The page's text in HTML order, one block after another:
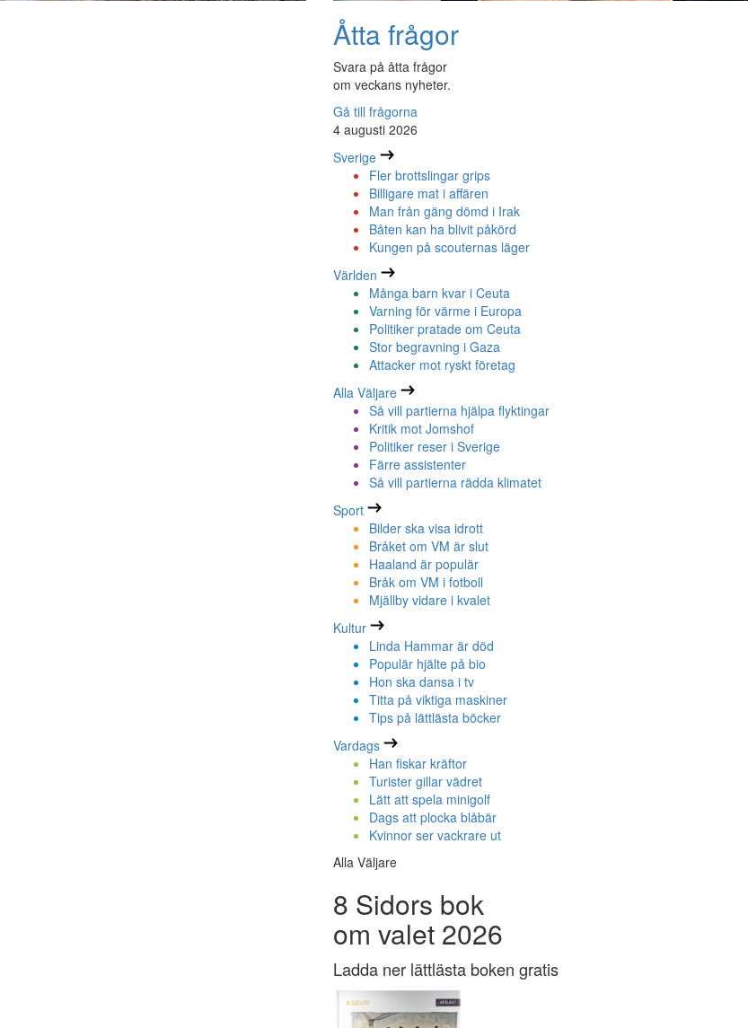
Åtta frågor
Svara på åtta frågor
om veckans nyheter.
Gå till frågorna
4 augusti 2026
Sverige
Fler brottslingar grips
Billigare mat i affären
Man från gäng dömd i Irak
Båten kan ha blivit påkörd
Kungen på scouternas läger
Världen
Många barn kvar i Ceuta
Varning för värme i Europa
Politiker pratade om Ceuta
Stor begravning i Gaza
Attacker mot ryskt företag
Alla Väljare
Så vill partierna hjälpa flyktingar
Kritik mot Jomshof
Politiker reser i Sverige
Färre assistenter
Så vill partierna rädda klimatet
Sport
Bilder ska visa idrott
Bråket om VM är slut
Haaland är populär
Bråk om VM i fotboll
Mjällby vidare i kvalet
Kultur
Linda Hammar är död
Populär hjälte på bio
Hon ska dansa i tv
Titta på viktiga maskiner
Tips på lättlästa böcker
Vardags
Han fiskar kräftor
Turister gillar vädret
Lätt att spela minigolf
Dags att plocka blåbär
Kvinnor ser vackrare ut
Alla Väljare
8 Sidors bok
om valet 2026
Ladda ner lättlästa boken gratis